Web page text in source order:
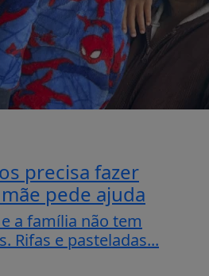
precisa fazer
pede ajuda
a família não tem
Rifas e pasteladas...